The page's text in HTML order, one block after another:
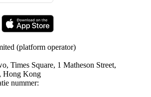
(platform operator)
Times Square, 1 Matheson Street,
Hong Kong
nummer: